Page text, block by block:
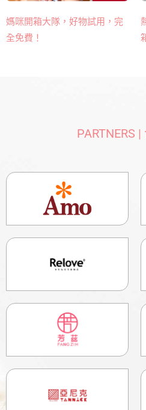
媽咪開箱大隊，好物試用，完
全免費！
PARTNERS